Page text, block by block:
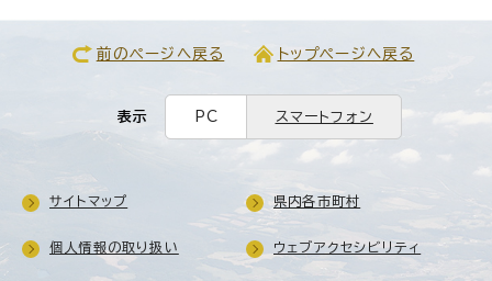
前のページへ戻る トップページへ戻る
表示 PC スマートフォン
サイトマップ 県内各市町村
個人情報の取り扱い ウェブアクセシビリティ